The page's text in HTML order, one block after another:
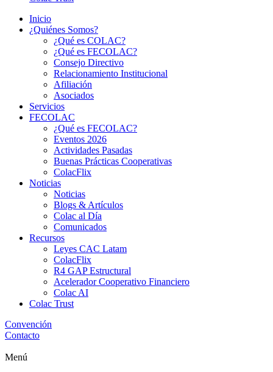
Inicio
¿Quiénes Somos?
¿Qué es COLAC?
¿Qué es FECOLAC?
Consejo Directivo
Relacionamiento Institucional
Afiliación
Asociados
Servicios
FECOLAC
¿Qué es FECOLAC?
Eventos 2026
Actividades Pasadas
Buenas Prácticas Cooperativas
ColacFlix
Noticias
Noticias
Blogs & Artículos
Colac al Día
Comunicados
Recursos
Leyes CAC Latam
ColacFlix
R4 GAP Estructural
Acelerador Cooperativo Financiero
Colac AI
Colac Trust
Convención
Contacto
Menú